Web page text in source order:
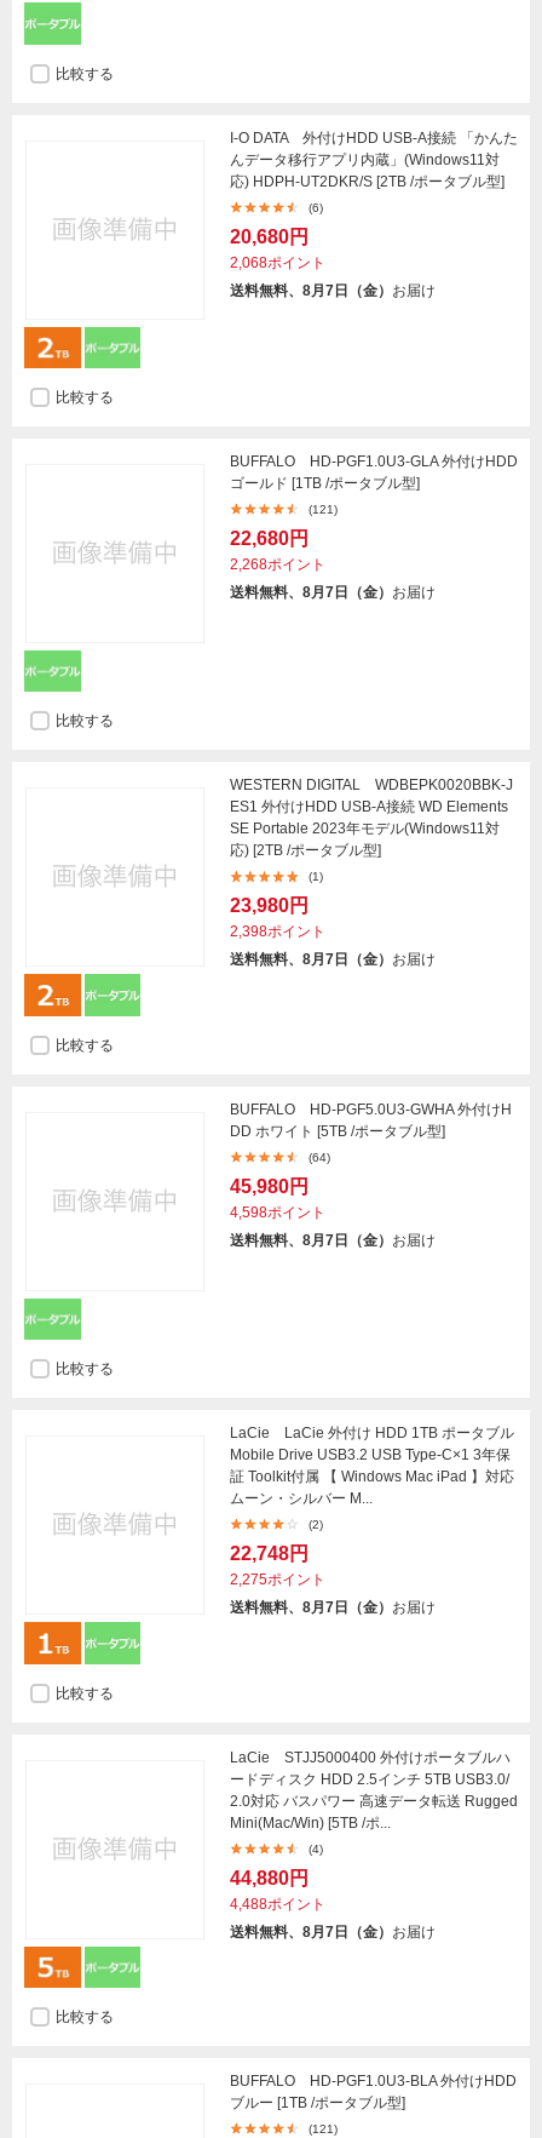
比較する
I-O DATA 外付けHDD USB-A接続 「かんた
んデータ移行アプリ内蔵」(Windows11対
応) HDPH-UT2DKR/S [2TB /ポータブル型]
(6)
20,680円
2,068ポイント
送料無料、8月7日（金） お届け
比較する
BUFFALO HD-PGF1.0U3-GLA 外付けHDD
ゴールド [1TB /ポータブル型]
(121)
22,680円
2,268ポイント
送料無料、8月7日（金） お届け
比較する
WESTERN DIGITAL WDBEPK0020BBK-J
ES1 外付けHDD USB-A接続 WD Elements
SE Portable 2023年モデル(Windows11対
応) [2TB /ポータブル型]
(1)
23,980円
2,398ポイント
送料無料、8月7日（金） お届け
比較する
BUFFALO HD-PGF5.0U3-GWHA 外付けH
DD ホワイト [5TB /ポータブル型]
(64)
45,980円
4,598ポイント
送料無料、8月7日（金） お届け
比較する
LaCie LaCie 外付け HDD 1TB ポータブル
Mobile Drive USB3.2 USB Type-C×1 3年保
証 Toolkit付属 【 Windows Mac iPad 】対応
ムーン・シルバー M...
(2)
22,748円
2,275ポイント
送料無料、8月7日（金） お届け
比較する
LaCie STJJ5000400 外付けポータブルハ
ードディスク HDD 2.5インチ 5TB USB3.0/
2.0対応 バスパワー 高速データ転送 Rugged
Mini(Mac/Win) [5TB /ポ...
(4)
44,880円
4,488ポイント
送料無料、8月7日（金） お届け
比較する
BUFFALO HD-PGF1.0U3-BLA 外付けHDD
ブルー [1TB /ポータブル型]
(121)